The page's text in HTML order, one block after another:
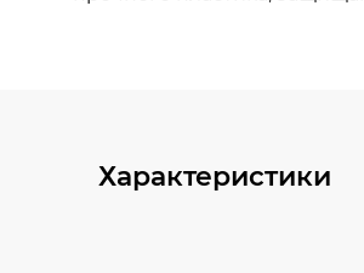
Характеристики